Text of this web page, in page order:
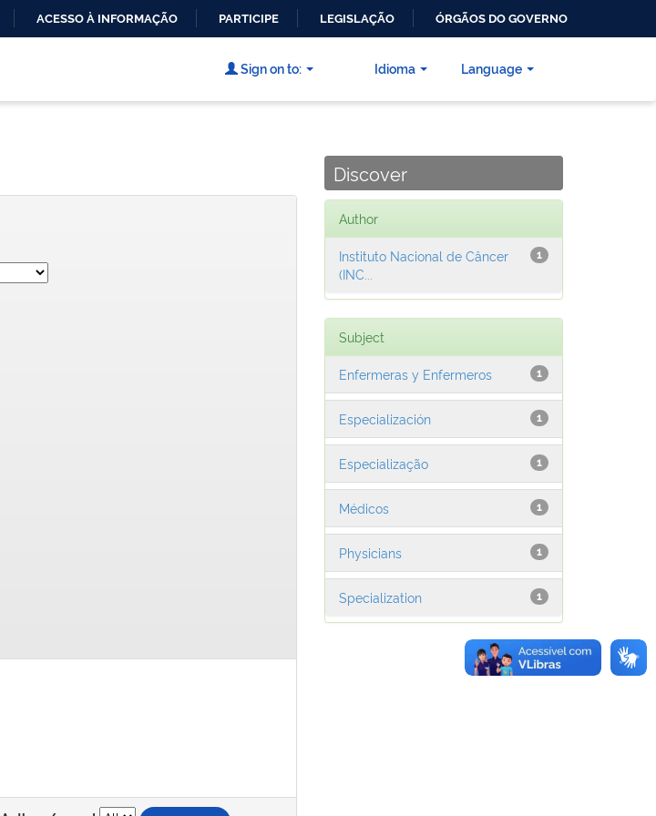
CONTEÚDO
ACESSO À INFORMAÇÃO PARTICIPE LEGISLAÇÃO ÓRGÃOS DO GOVERNO
Language
Sign on to: Idioma
Discover
Author
1
Instituto Nacional de Câncer
(INC...
Subject
1
Enfermeras y Enfermeros
1
Especialización
1
Especialização
1
Médicos
1
Physicians
1
Specialization